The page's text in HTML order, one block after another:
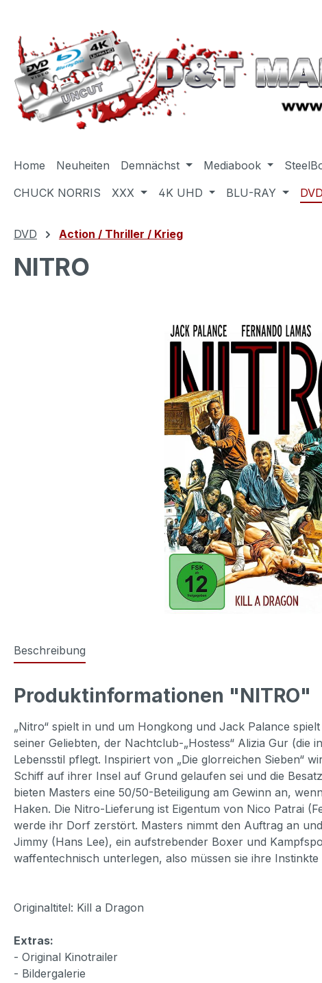
Home Neuheiten Demnächst Mediabook
CHUCK NORRIS
XXX 4K UHD BLU-RAY DVD
DVD Action / Thriller / Krieg
NITRO
Beschreibung
Produktinformationen "NITRO"
„Nitro“ spielt in und um Hongkong und Jack Palance
seiner Geliebten, der Nachtclub-„Hostess“ Alizia Gur (die
Lebensstil pflegt. Inspiriert von „Die glorreichen Sieben“
Schiff auf ihrer Insel auf Grund gelaufen sei und die
bieten Masters eine 50/50-Beteiligung am Gewinn an,
Haken. Die Nitro-Lieferung ist Eigentum von Nico Patrai
werde ihr Dorf zerstört. Masters nimmt den Auftrag an
Jimmy (Hans Lee), ein aufstrebender Boxer und
waffentechnisch unterlegen, also müssen sie ihre
Originaltitel: Kill a Dragon
Extras:
- Original Kinotrailer
- Bildergalerie